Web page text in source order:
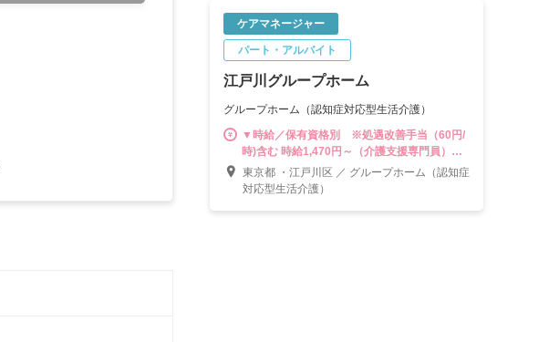
・夏冬一時金手当（年2回） ・時間外手当は別
途支給（1分単位） ------------------------------------
---- 計画作成担当者として末永く活躍する道は
じめ、3～5拠点を管轄する「マネジャー職」
やスタッフの教育・育成に携われる「スーパ
ーバイザー」などキャリアは多彩。様々なポ
ジションに挑戦できる環境が魅力です。
ケアマネージャー
パート・アルバイト
江戸川グループホーム
グループホーム（認知症対応型生活介護）
▼時給／保有資格別 ※処遇改善手当（60円/
時)含む 時給1,470円～（介護支援専門員）
時給1,490円～（介護支援専門員＋認知症介護
実践者研修修了者） 時給1,520円～（介護支援
東京都 ・江戸川区 ／ グループホーム（認知症
対応型生活介護）